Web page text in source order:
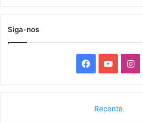
Siga-nos
a
o
I
n
Recente